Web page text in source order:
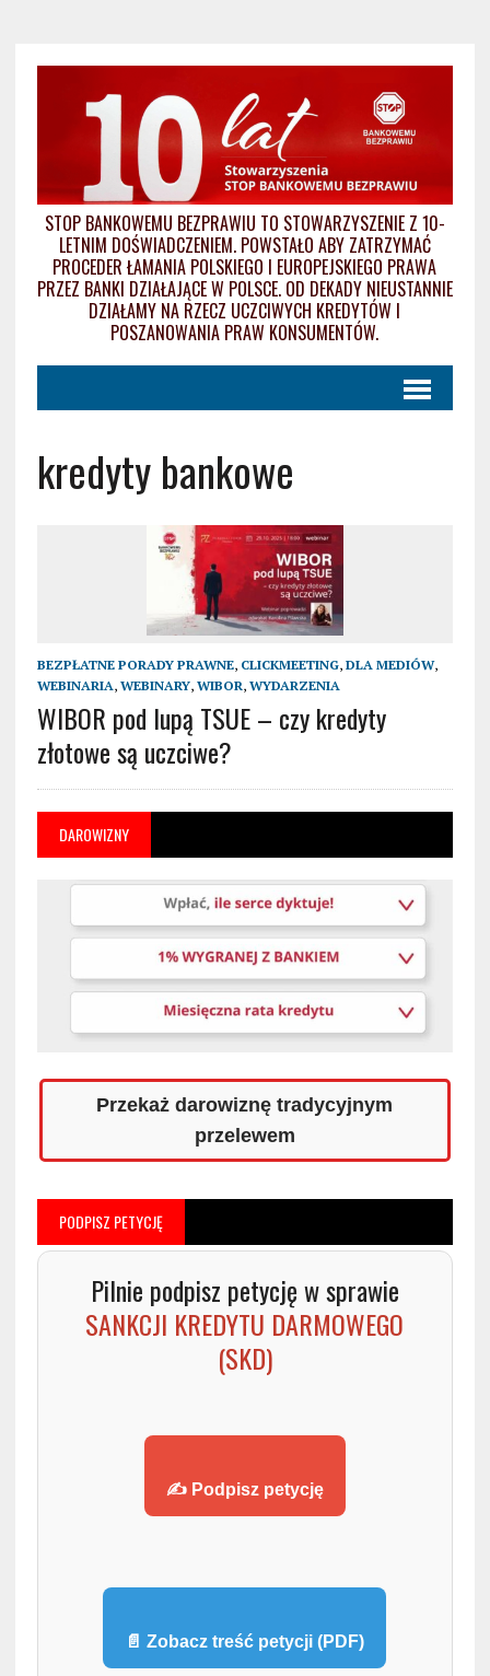
STOP BANKOWEMU BEZPRAWIU TO STOWARZYSZENIE Z 10-
LETNIM DOŚWIADCZENIEM. POWSTAŁO ABY ZATRZYMAĆ
PROCEDER ŁAMANIA POLSKIEGO I EUROPEJSKIEGO PRAWA
PRZEZ BANKI DZIAŁAJĄCE W POLSCE. OD DEKADY NIEUSTANNIE
DZIAŁAMY NA RZECZ UCZCIWYCH KREDYTÓW I
POSZANOWANIA PRAW KONSUMENTÓW.
kredyty bankowe
BEZPŁATNE PORADY PRAWNE, CLICKMEETING, DLA MEDIÓW,
WEBINARIA, WEBINARY, WIBOR, WYDARZENIA
WIBOR pod lupą TSUE – czy kredyty
złotowe są uczciwe?
DAROWIZNY
Przekaż darowiznę tradycyjnym
przelewem
PODPISZ PETYCJĘ
Pilnie podpisz petycję w sprawie
SANKCJI KREDYTU DARMOWEGO
(SKD)
✍️ Podpisz petycję
📄 Zobacz treść petycji (PDF)